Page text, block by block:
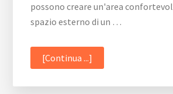
possono creare un'area
spazio esterno di un …
[Continua ...]
amovibile